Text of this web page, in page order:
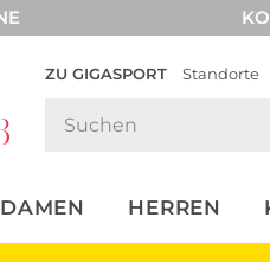
ZU GIGASPORT Standorte
DAMEN HERREN